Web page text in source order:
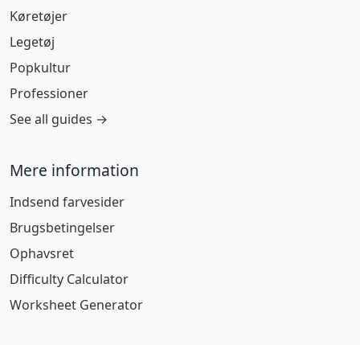
Køretøjer
Legetøj
Popkultur
Professioner
See all guides →
Mere information
Indsend farvesider
Brugsbetingelser
Ophavsret
Difficulty Calculator
Worksheet Generator